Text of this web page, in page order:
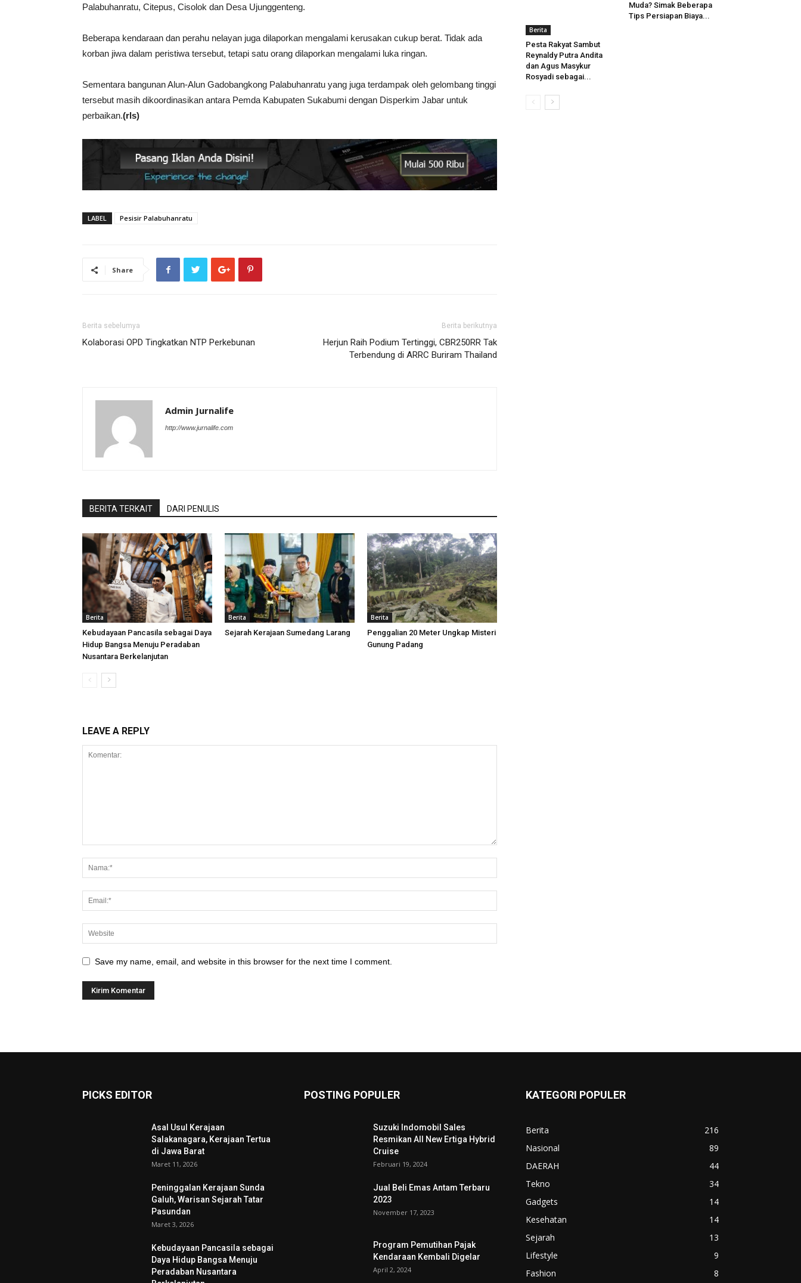
Palabuhanratu, Citepus, Cisolok dan Desa Ujunggenteng.
Beberapa kendaraan dan perahu nelayan juga dilaporkan mengalami kerusakan cukup berat. Tidak ada
korban jiwa dalam peristiwa tersebut, tetapi satu orang dilaporkan mengalami luka ringan.
Sementara bangunan Alun-Alun Gadobangkong Palabuhanratu yang juga terdampak oleh gelombang tinggi
tersebut masih dikoordinasikan antara Pemda Kabupaten Sukabumi dengan Disperkim Jabar untuk
perbaikan.(rls)
LABEL Pesisir Palabuhanratu
Share
Berita sebelumya
Kolaborasi OPD Tingkatkan NTP Perkebunan
Berita berikutnya
Herjun Raih Podium Tertinggi, CBR250RR Tak
Terbendung di ARRC Buriram Thailand
Admin Jurnalife
http://www.jurnalife.com
BERITA TERKAIT DARI PENULIS
Berita
Kebudayaan Pancasila sebagai Daya
Hidup Bangsa Menuju Peradaban
Nusantara Berkelanjutan
Berita
Sejarah Kerajaan Sumedang Larang
Berita
Penggalian 20 Meter Ungkap Misteri
Gunung Padang
LEAVE A REPLY
Save my name, email, and website in this browser for the next time I comment.
Berita
Pesta Rakyat Sambut
Reynaldy Putra Andita
dan Agus Masykur
Rosyadi sebagai...
Muda? Simak Beberapa
Tips Persiapan Biaya...
PICKS EDITOR
Asal Usul Kerajaan
Salakanagara, Kerajaan Tertua
di Jawa Barat
Maret 11, 2026
Peninggalan Kerajaan Sunda
Galuh, Warisan Sejarah Tatar
Pasundan
Maret 3, 2026
Kebudayaan Pancasila sebagai
Daya Hidup Bangsa Menuju
Peradaban Nusantara
POSTING POPULER
Suzuki Indomobil Sales
Resmikan All New Ertiga Hybrid
Cruise
Februari 19, 2024
Jual Beli Emas Antam Terbaru
2023
November 17, 2023
Program Pemutihan Pajak
Kendaraan Kembali Digelar
April 2, 2024
KATEGORI POPULER
Berita
216
Nasional
89
DAERAH
44
Tekno
34
Gadgets
14
Kesehatan
14
Sejarah
13
Lifestyle
9
Fashion
8